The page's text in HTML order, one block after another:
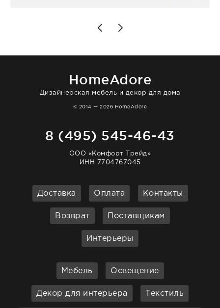
Позже заказывала остальные приборы -
доставили сдэком на следующий день к
отвечает очень быстро. Взаимодействием
HomeAdore
Дизайнерская мебель и декор для дома
© 2014 — 2026 HomeAdore
8 (495) 545-46-43
ООО «Комфорт Трейд»
ИНН 7704767045
Доставка Оплата Контакты
Возврат Поставщикам
Интерьеры
Мебель Освещение
Декор для интерьера Текстиль